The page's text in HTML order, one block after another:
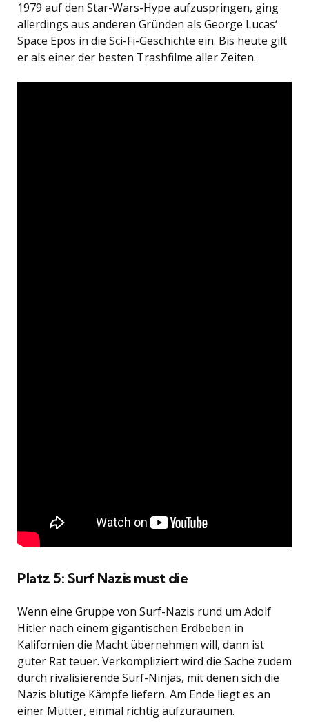
1979 auf den Star-Wars-Hype aufzuspringen, ging
allerdings aus anderen Gründen als George Lucas‘
Space Epos in die Sci-Fi-Geschichte ein. Bis heute gilt
er als einer der besten Trashfilme aller Zeiten.
Platz 5: Surf Nazis must die
Wenn eine Gruppe von Surf-Nazis rund um Adolf
Hitler nach einem gigantischen Erdbeben in
Kalifornien die Macht übernehmen will, dann ist
guter Rat teuer. Verkompliziert wird die Sache zudem
durch rivalisierende Surf-Ninjas, mit denen sich die
Nazis blutige Kämpfe liefern. Am Ende liegt es an
einer Mutter, einmal richtig aufzuräumen.